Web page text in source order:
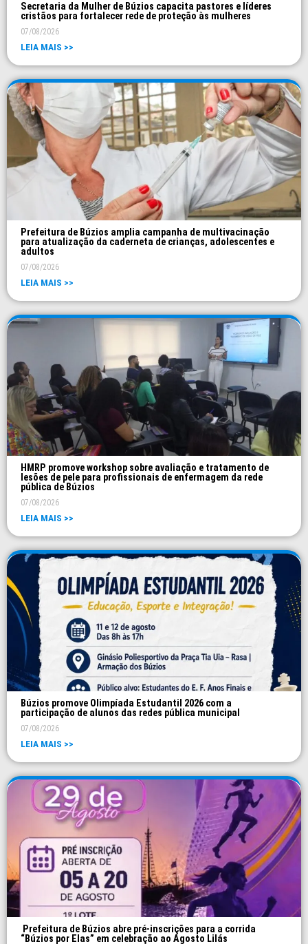
Secretaria da Mulher de Búzios capacita pastores e líderes
cristãos para fortalecer rede de proteção às mulheres
07/08/2026
LEIA MAIS >>
Prefeitura de Búzios amplia campanha de multivacinação
para atualização da caderneta de crianças, adolescentes e
adultos
07/08/2026
LEIA MAIS >>
HMRP promove workshop sobre avaliação e tratamento de
lesões de pele para profissionais de enfermagem da rede
pública de Búzios
07/08/2026
LEIA MAIS >>
Búzios promove Olimpíada Estudantil 2026 com a
participação de alunos das redes pública municipal
07/08/2026
LEIA MAIS >>
Prefeitura de Búzios abre pré-inscrições para a corrida
“Búzios por Elas” em celebração ao Agosto Lilás